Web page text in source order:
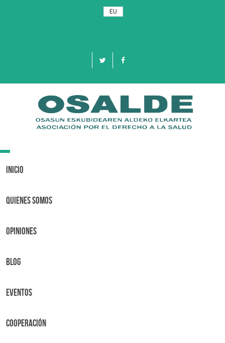
EU
Toggle
Inicio
Quienes Somos
OPINIONES
BLOG
Eventos
Cooperación